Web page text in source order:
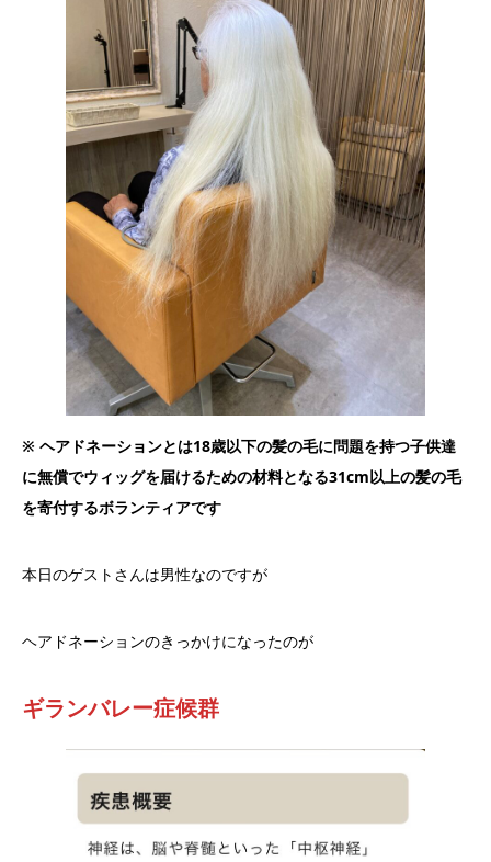
※ ヘアドネーションとは18歳以下の髪の毛に問題を持つ子供達
に無償でウィッグを届けるための材料となる31cm以上の髪の毛
を寄付するボランティアです
本日のゲストさんは男性なのですが
ヘアドネーションのきっかけになったのが
ギランバレー症候群